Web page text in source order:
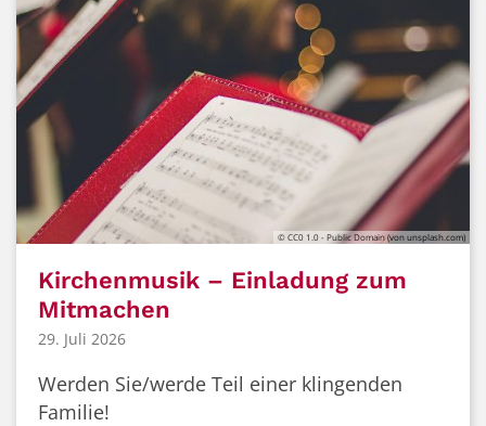
© CC0 1.0 - Public Domain (von unsplash.com)
Kirchenmusik – Einladung zum
Mitmachen
29. Juli 2026
Werden Sie/werde Teil einer klingenden
Familie!